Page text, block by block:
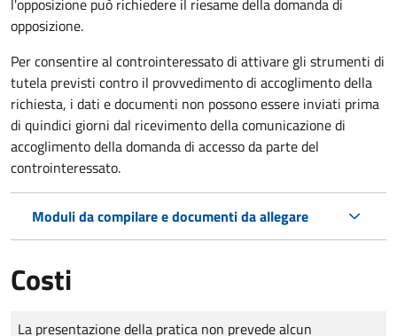
opposizione.
Per consentire al controinteressato di attivare gli strumenti di
tutela previsti contro il provvedimento di accoglimento della
richiesta, i dati e documenti non possono essere inviati prima
di quindici giorni dal ricevimento della comunicazione di
accoglimento della domanda di accesso da parte del
controinteressato.
Moduli da compilare e documenti da allegare
Costi
Tipo di pagamento
Importo
La presentazione della pratica non prevede alcun